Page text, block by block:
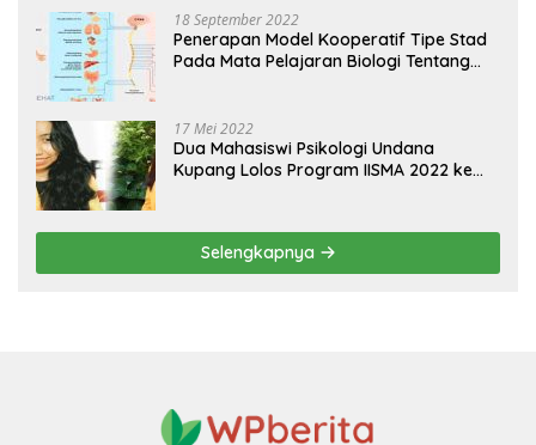
18 September 2022
Penerapan Model Kooperatif Tipe Stad
Pada Mata Pelajaran Biologi Tentang
17 Mei 2022
Dua Mahasiswi Psikologi Undana
Kupang Lolos Program IISMA 2022 ke
Selengkapnya